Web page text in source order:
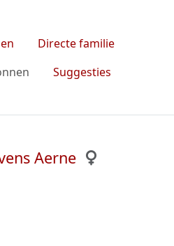
Directe familie
Suggesties
Aerne